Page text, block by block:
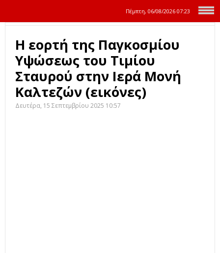
Πέμπτη, 06/08/2026 07:23
Η εορτή της Παγκοσμίου
Υψώσεως του Τιμίου
Σταυρού στην Ιερά Μονή
Καλτεζών (εικόνες)
Δευτέρα, 15 Σεπτεμβρίου 2025 10:57